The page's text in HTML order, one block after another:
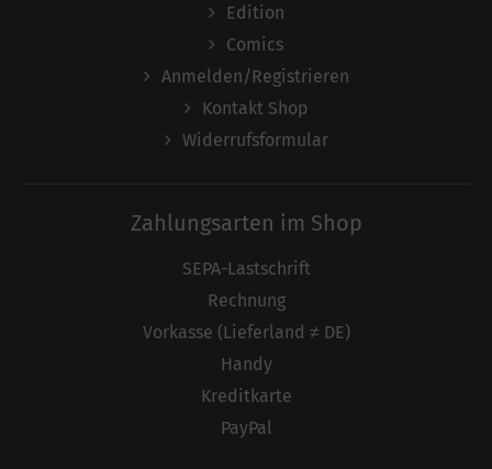
Edition
Comics
Anmelden/Registrieren
Kontakt Shop
Widerrufsformular
Zahlungsarten im Shop
SEPA-Lastschrift
Rechnung
Vorkasse (Lieferland ≠ DE)
Handy
Kreditkarte
PayPal